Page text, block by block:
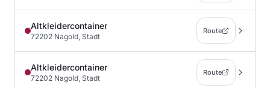
Altkleidercontainer
72202 Nagold, Stadt
Route
Altkleidercontainer
72202 Nagold, Stadt
Route